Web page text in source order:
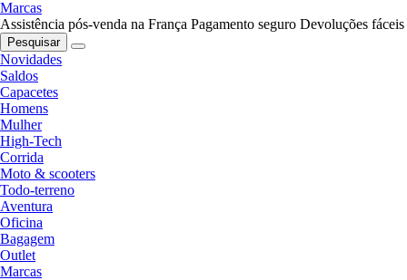
Marcas
Assistência pós-venda na França Pagamento seguro Devoluções fáceis
Pesquisar
Novidades
Saldos
Capacetes
Homens
Mulher
High-Tech
Corrida
Moto & scooters
Todo-terreno
Aventura
Oficina
Bagagem
Outlet
Marcas